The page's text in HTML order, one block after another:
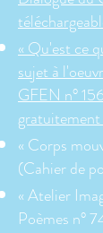
« Qu'est ce
sujet à
GFEN n°
« Corps
(Cahier de
« Atelier
Poèmes n°